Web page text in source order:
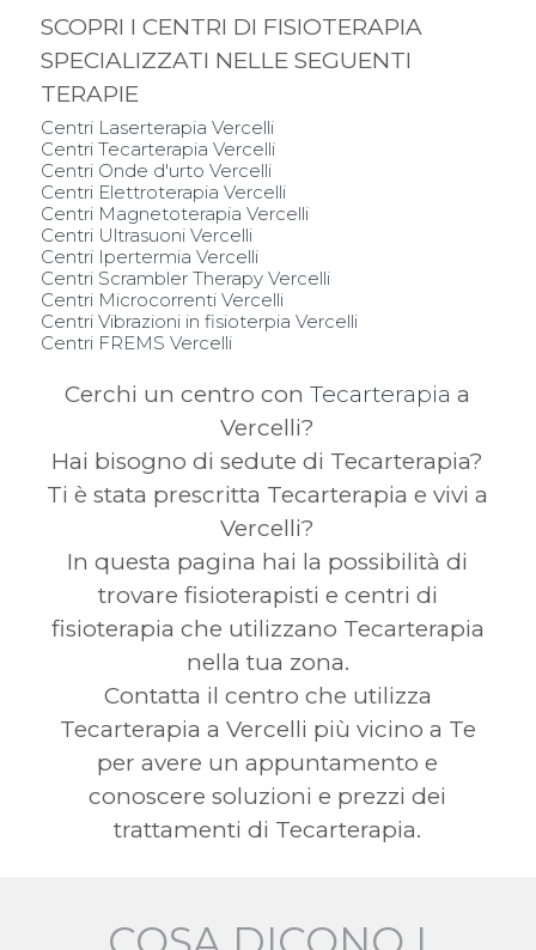
SCOPRI I CENTRI DI FISIOTERAPIA
SPECIALIZZATI NELLE SEGUENTI
TERAPIE
Centri Laserterapia Vercelli
Centri Tecarterapia Vercelli
Centri Onde d'urto Vercelli
Centri Elettroterapia Vercelli
Centri Magnetoterapia Vercelli
Centri Ultrasuoni Vercelli
Centri Ipertermia Vercelli
Centri Scrambler Therapy Vercelli
Centri Microcorrenti Vercelli
Centri Vibrazioni in fisioterpia Vercelli
Centri FREMS Vercelli
Cerchi un centro conTecarterapia a
Vercelli?
Hai bisogno di sedute di Tecarterapia?
Ti è stata prescritta Tecarterapia e vivi a
Vercelli?
In questa pagina hai la possibilità di
trovare fisioterapisti e centri di
fisioterapia che utilizzano Tecarterapia
nella tua zona.
Contatta il centro che utilizza
Tecarterapia a Vercelli più vicino a Te
per avere un appuntamento e
conoscere soluzioni e prezzi dei
trattamenti di Tecarterapia.